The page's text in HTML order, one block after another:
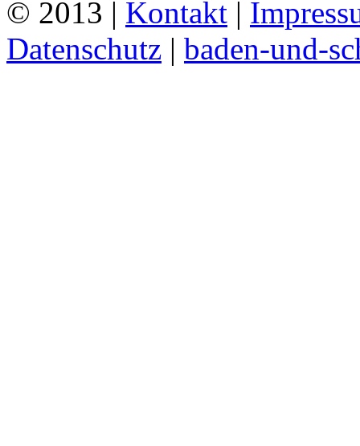
© 2013 | Kontakt |
Datenschutz | baden-und-